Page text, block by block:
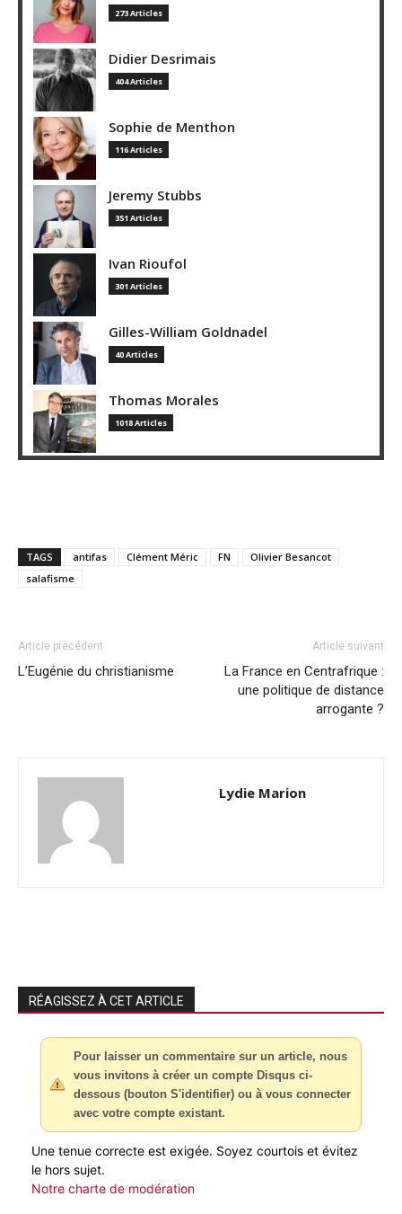
273 Articles
Didier Desrimais
404 Articles
Sophie de Menthon
116 Articles
Jeremy Stubbs
351 Articles
Ivan Rioufol
301 Articles
Gilles-William Goldnadel
40 Articles
Thomas Morales
1018 Articles
TAGS antifas Clément Méric FN
Olivier Besancot
salafisme
Article précédent
L’Eugénie du christianisme
Article suivant
La France en Centrafrique :
une politique de distance
arrogante ?
Lydie Marion
RÉAGISSEZ À CET ARTICLE
Pour laisser un commentaire sur un article, nous
vous invitons à créer un compte Disqus ci-
dessous (bouton S'identifier) ou à vous connecter
avec votre compte existant.
Une tenue correcte est exigée. Soyez courtois et évitez
le hors sujet.
Notre charte de modération